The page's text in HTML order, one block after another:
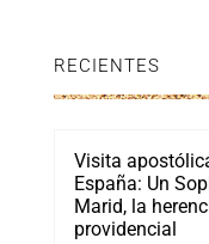
RECIENTES
Visita
España: Un
Marid, la
providencial